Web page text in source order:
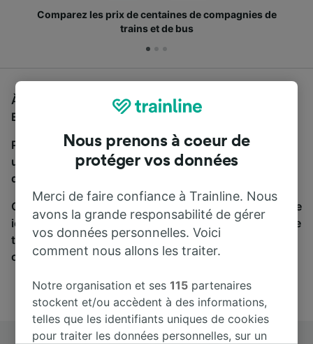
Comparez les prix de centaines de compagnies de
trains et de bus
À la recherche d'un bus de Angers St-Laud à Lille-
Europe, vous êtes au bon endroit.
Pour trouver des billets de bus, lancez simplement
une recherche ci-dessus. Nous comparons les temps
de trajets et les prix des voyages, en train et en bus.
Qu’importe votre destination, votre voyage commence
ici. Nous collaborons avec plus de 170 compagnies de
train et de bus. Consultez et achetez vos billets sur
cette page.
Nous prenons à coeur de
protéger vos données
Merci de faire confiance à Trainline. Nous
avons la grande responsabilité de gérer
vos données personnelles. Voici
comment nous allons les traiter.
Notre organisation et ses115 partenaires
stockent et/ou accèdent à des informations,
telles que les identifiants uniques de cookies
pour traiter les données personnelles, sur un